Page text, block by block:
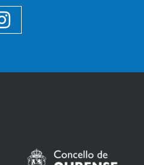
Instagram